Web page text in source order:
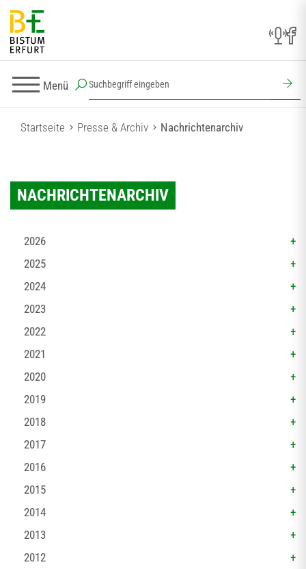
Menü
Startseite Presse & Archiv Nachrichtenarchiv
NACHRICHTENARCHIV
2026
2025
2024
2023
2022
2021
2020
2019
2018
2017
2016
2015
2014
2013
2012